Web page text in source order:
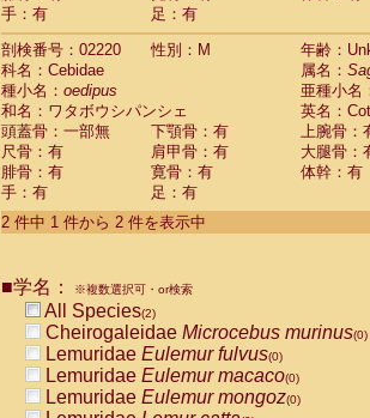
Cebidae Aotus trivirgatus
Cebidae Cebus albifrons
Cebidae
Cebidae
CebidaeCebus nigrivittatus
Cebidae Cebusspp.(0)
Cebidae Saimiri boliviensis
Cebidae Saimiri sciureus
Atelidae Alouatta caraya
AtelidaeAlouatta fusca
AtelidaeAlouatta seniculus
AtelidaeAteles belzebuth
AtelidaeAteles geoffroyi
AtelidaeAteles paniscus(0)
AtelidaeAtelesspp. (0)
AtelidaeLagothrix lagothricha
AtelidaeLagothrix lagothricha cana
PitheciidaeCacajao calvus
手：有
足：有
剖検番号：02220
性別：M
年齢：
科名：Cebidae
属名：
種小名： oedipus
亜種小名
和名：ワタボウシパンシェ
英名：
頭蓋骨：一部無
下顎骨：有
上腕骨：
尺骨：有
肩甲骨：有
大腿骨：
腓骨：有
寛骨：有
体幹：有
手：有
足：有
2 件中 1 件から 2 件を表示中
■学名： ※複数選択可・or検索
All Species(2)
Cheirogaleidae Microcebus murinus(0)
Lemuridae Eulemur fulvus(0)
Lemuridae Eulemur macaco(0)
Lemuridae Eulemur mongoz(0)